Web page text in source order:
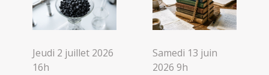
Jeudi 2 juillet 2026
16h
Samedi 13 juin
2026 9h